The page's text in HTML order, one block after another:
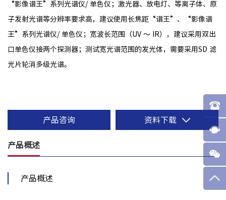
“影像谱王”系列光谱仪/ 单色仪；激光器、放电灯、等离子体、原
子发射光谱等分辨率要求高，建议使用长焦距“谱王”、“影像谱
王”系列光谱仪/ 单色仪；宽波长范围（UV ～ IR），建议采用双出
口单色仪接两个探测器；测试宽光谱范围的发光体，需要采用SD 滤
光片轮消多级光谱。
产品咨询 资料下载
产品概述
产品概述